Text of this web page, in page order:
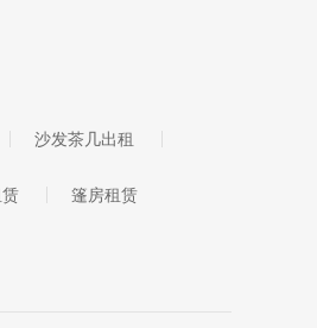
沙发茶几出租
篷房租赁